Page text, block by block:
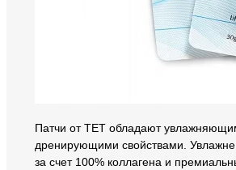
Патчи от ТЕТ обладают
дренирующими свойствами.
за счет 100% коллагена и